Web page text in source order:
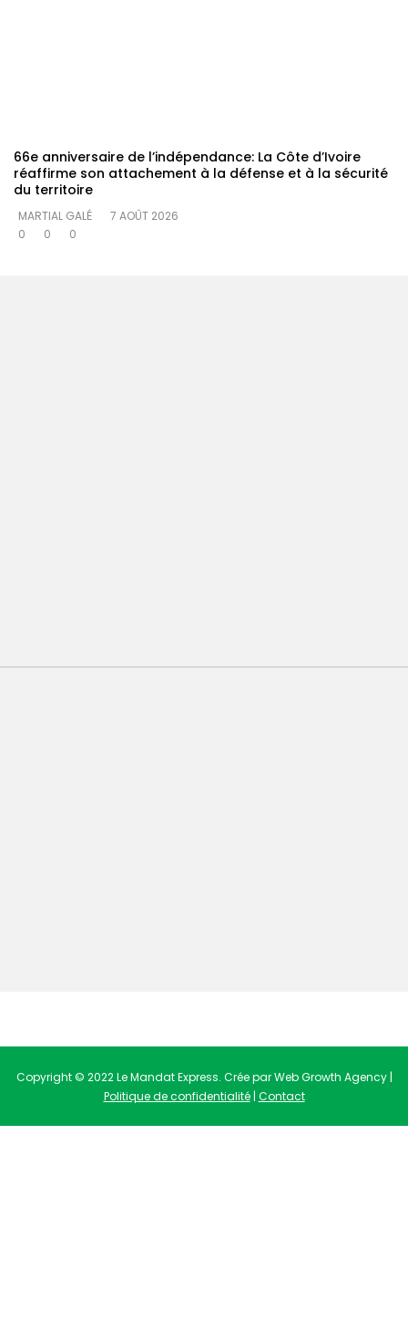
66e anniversaire de l’indépendance: La Côte d’Ivoire
réaffirme son attachement à la défense et à la sécurité
du territoire
MARTIAL GALÉ
7 AOÛT 2026
0
0 0
Copyright © 2022 Le Mandat Express. Crée par Web Growth Agency |
Politique de confidentialité| Contact